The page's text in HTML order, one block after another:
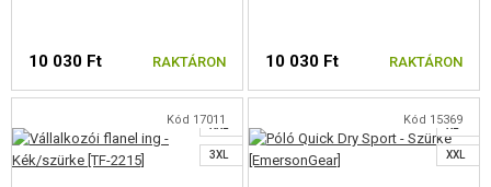
PROTEKTOROK
MOLLE PLATFORMOK
10 030 Ft RAKTÁRON
VÁLASSZON MÉRETET
10 030 Ft RAKTÁRON
VÁLASSZON MÉRETET
Kód 17011
3XL
XXL
XL
L
Kód 15369
XXL
XL
M
S